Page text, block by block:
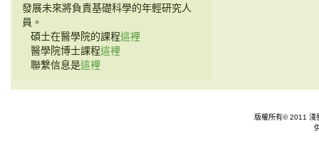
發展未來將負責基礎科學的年輕研究人
員。
碩士在醫學院的課程這裡
醫學院博士課程這裡
聯繫信息是這裡
版權所有© 2011 淺